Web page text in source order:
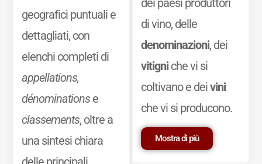
geografici puntuali e
dettagliati, con
elenchi completi di
appellations,
dénominationse
classements, oltre a
una sintesi chiara
dei paesi produttori
di vino, delle
denominazioni, dei
vitigniche vi si
coltivano e deivini
che vi si producono.
Mostra di più